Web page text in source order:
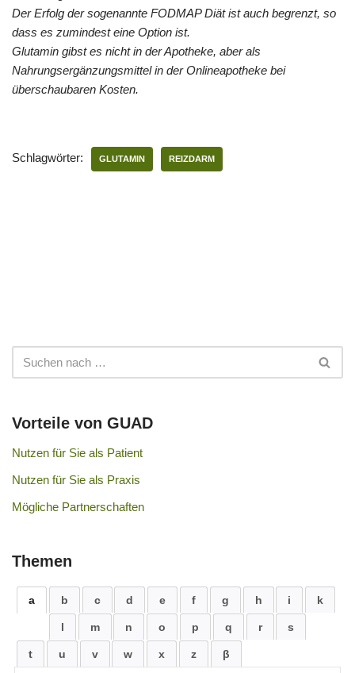
Der Erfolg der sogenannte FODMAP Diät ist auch begrenzt, so
dass es zumindest eine Option ist.
Glutamin gibst es nicht in der Apotheke, aber als
Nahrungsergänzungsmittel in der Onlineapotheke bei
überschaubaren Kosten.
Schlagwörter: GLUTAMIN REIZDARM
Vorteile von GUAD
Nutzen für Sie als Patient
Nutzen für Sie als Praxis
Mögliche Partnerschaften
Themen
a b c d e f g h i k
l m n o p q r s
t u v w x z β